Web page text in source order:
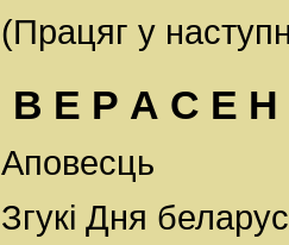
(Працяг у
В Е Р А С Е Н
Аповесць
Згукі Дня